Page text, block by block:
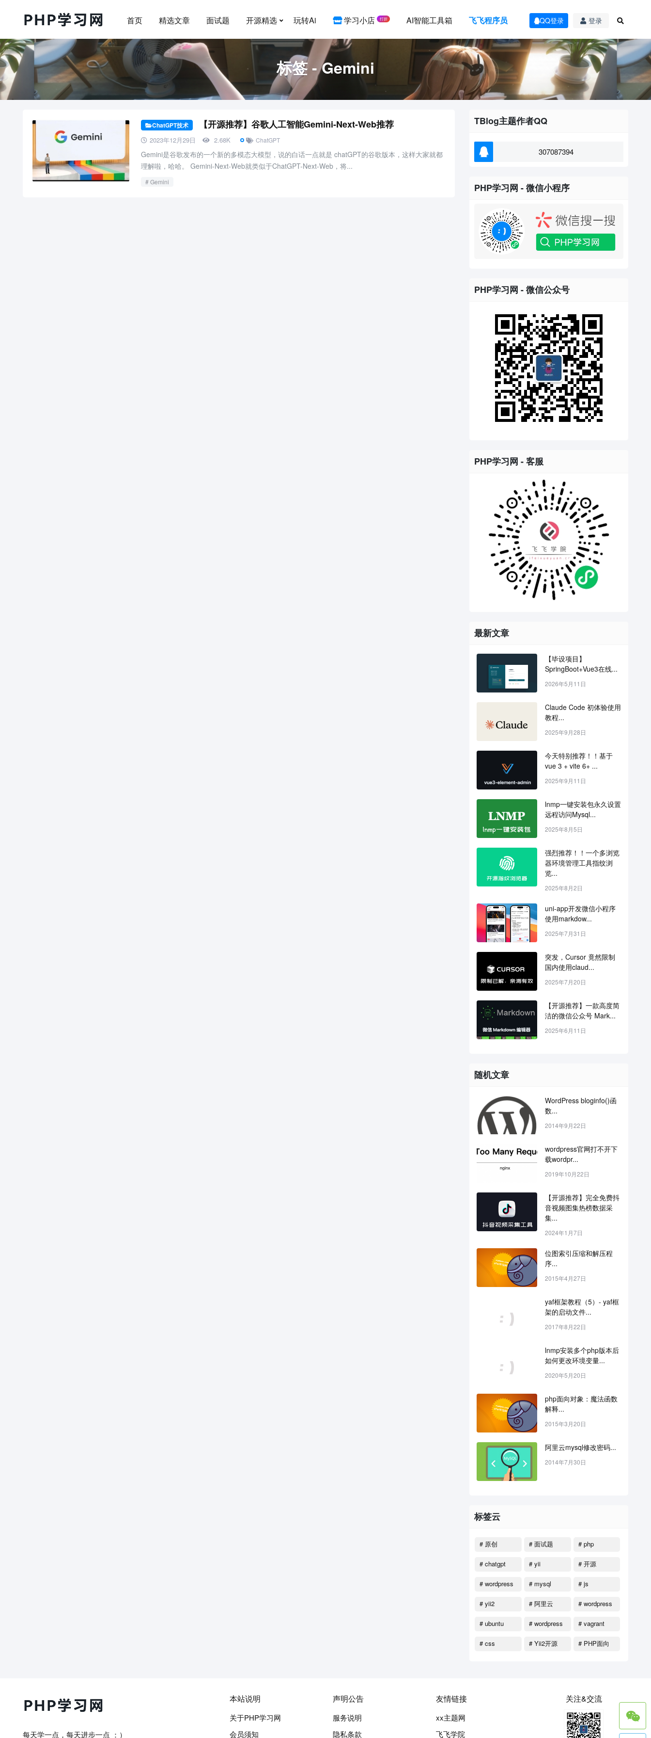
首页 精选文章 面试题 开源精选 玩转Ai 学习小店 打折 AI智能工具箱 飞飞程序员 QQ登录 登录
标签 - Gemini
ChatGPT技术 【开源推荐】谷歌人工智能Gemini-Next-Web推荐
2023年12月29日 2.68K ChatGPT
Gemini是谷歌发布的一个新的多模态大模型，说的白话一点就是 chatGPT的谷歌版本，这样大家就都
理解啦，哈哈。 Gemini-Next-Web就类似于ChatGPT-Next-Web，将...
Gemini
TBlog主题作者QQ
307087394
PHP学习网 - 微信小程序
PHP学习网 - 微信公众号
PHP学习网 - 客服
最新文章
【毕设项目】
SpringBoot+Vue3在线...
2026年5月11日
Claude Code 初体验使用
教程...
2025年9月28日
今天特别推荐！！基于
vue 3 + vite 6+ ...
2025年9月11日
lnmp一键安装包永久设置
远程访问Mysql...
2025年8月5日
强烈推荐！！一个多浏览
器环境管理工具指纹浏
览...
2025年8月2日
uni-app开发微信小程序
使用markdow...
2025年7月31日
突发，Cursor 竟然限制
国内使用claud...
2025年7月20日
【开源推荐】一款高度简
洁的微信公众号 Mark...
2025年6月11日
随机文章
WordPress bloginfo()函
数...
2014年9月22日
wordpress官网打不开下
载wordpr...
2019年10月22日
【开源推荐】完全免费抖
音视频图集热榜数据采
集...
2024年1月7日
位图索引压缩和解压程
序...
2015年4月27日
yaf框架教程（5）- yaf框
架的启动文件...
2017年8月22日
lnmp安装多个php版本后
如何更改环境变量...
2020年5月20日
php面向对象：魔法函数
解释...
2015年3月20日
阿里云mysql修改密码...
2014年7月30日
标签云
# 原创 # 面试题 # php
# chatgpt # yii # 开源
# wordpress
# mysql # js
# yii2 # 阿里云
# wordpress
# ubuntu
# wordpress
# vagrant
# css # Yii2开源
# PHP面向
每天学一点，每天进步一点 ：）
本站说明
关于PHP学习网
会员须知
声明公告
服务说明
隐私条款
友情链接
xx主题网
飞飞学院
关注&交流